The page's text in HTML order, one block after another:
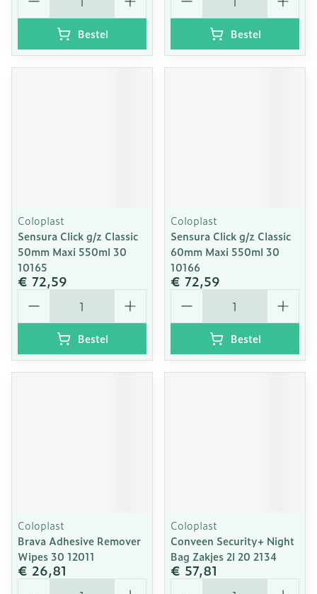
Bestel Bestel
Coloplast
Sensura Click g/z Classic
50mm Maxi 550ml 30
10165
€ 72,59
Aantal
Bestel
Coloplast
Sensura Click g/z Classic
60mm Maxi 550ml 30
10166
€ 72,59
Aantal
Bestel
Coloplast
Brava Adhesive Remover
Wipes 30 12011
€ 26,81
Aantal
Coloplast
Conveen Security+ Night
Bag Zakjes 2l 20 2134
€ 57,81
Aantal